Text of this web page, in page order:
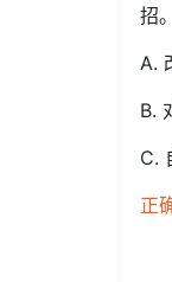
招。
A.
B.
C.
正